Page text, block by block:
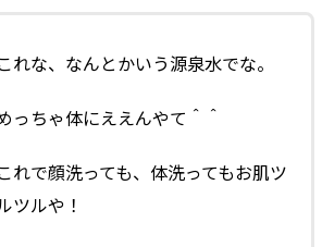
れな、なんとかいう源泉水でな。
っちゃ体にええんやて＾＾
れで顔洗っても、体洗ってもお肌ツ
ツルや！